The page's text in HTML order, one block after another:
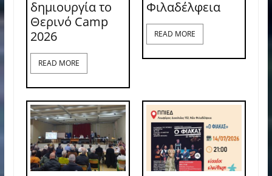
δημιουργία το
Θερινό Camp
2026
READ MORE
Φιλαδέλφεια
READ MORE